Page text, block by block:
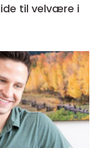
til velvære i